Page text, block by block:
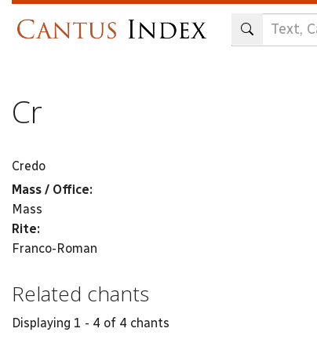
Cr
Credo
Mass / Office:
Mass
Rite:
Franco-Roman
Related chants
Displaying 1 - 4 of 4 chants